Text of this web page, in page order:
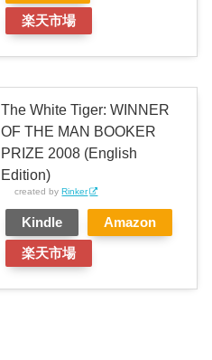
楽天市場
The White Tiger: WINNER
OF THE MAN BOOKER
PRIZE 2008 (English
Edition)
created byRinker
Kindle Amazon
楽天市場